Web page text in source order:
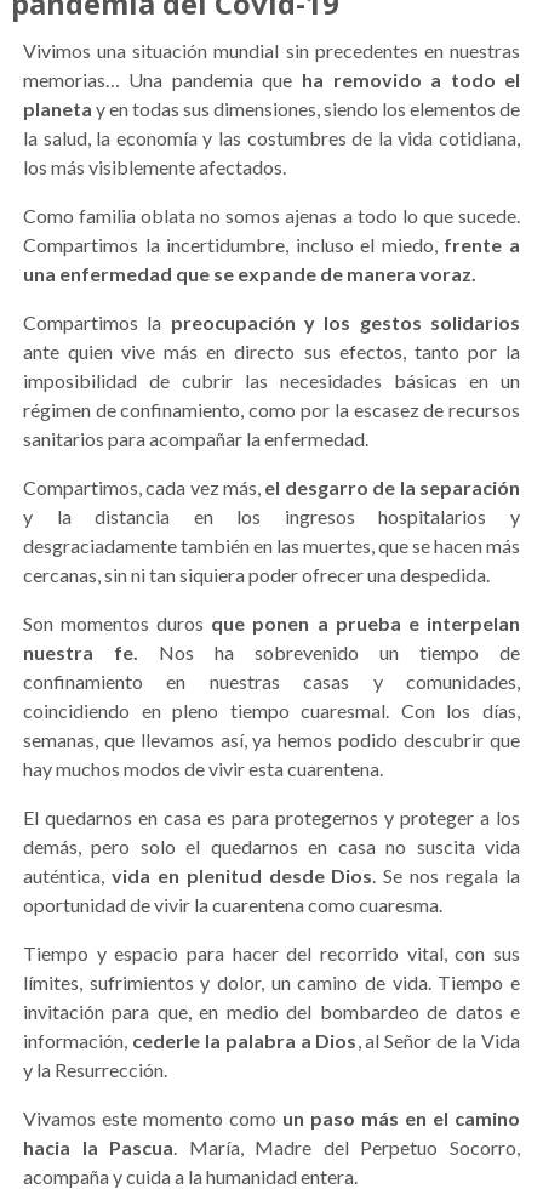
Vivimos una situación mundial sin precedentes en nuestras
memorias… Una pandemia que ha removido a todo el
planeta y en todas sus dimensiones, siendo los elementos de
la salud, la economía y las costumbres de la vida cotidiana,
los más visiblemente afectados.
Como familia oblata no somos ajenas a todo lo que sucede.
Compartimos la incertidumbre, incluso el miedo, frente a
una enfermedad que se expande de manera voraz.
Compartimos la preocupación y los gestos solidarios
ante quien vive más en directo sus efectos, tanto por la
imposibilidad de cubrir las necesidades básicas en un
régimen de confinamiento, como por la escasez de recursos
sanitarios para acompañar la enfermedad.
Compartimos, cada vez más, el desgarro de la separación
y la distancia en los ingresos hospitalarios y
desgraciadamente también en las muertes, que se hacen más
cercanas, sin ni tan siquiera poder ofrecer una despedida.
Son momentos duros que ponen a prueba e interpelan
nuestra fe.
Nos ha sobrevenido un tiempo de
confinamiento en nuestras casas y comunidades,
coincidiendo en pleno tiempo cuaresmal. Con los días,
semanas, que llevamos así, ya hemos podido descubrir que
hay muchos modos de vivir esta cuarentena.
El quedarnos en casa es para protegernos y proteger a los
demás, pero solo el quedarnos en casa no suscita vida
auténtica, vida en plenitud desde Dios . Se nos regala la
oportunidad de vivir la cuarentena como cuaresma.
Tiempo y espacio para hacer del recorrido vital, con sus
límites, sufrimientos y dolor, un camino de vida. Tiempo e
invitación para que, en medio del bombardeo de datos e
información, cederle la palabra a Dios , al Señor de la Vida
y la Resurrección.
Vivamos este momento como un paso más en el camino
hacia la Pascua . María, Madre del Perpetuo Socorro,
acompaña y cuida a la humanidad entera.